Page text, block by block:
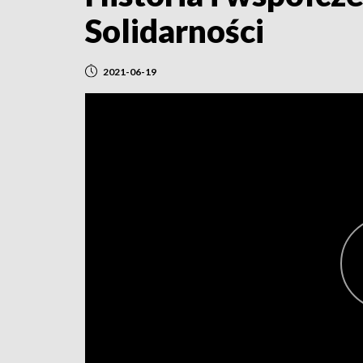
Solidarności
2021-06-19